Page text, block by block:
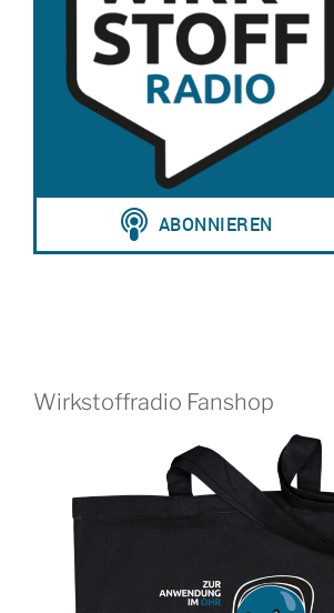
Wirkstoffradio Fanshop